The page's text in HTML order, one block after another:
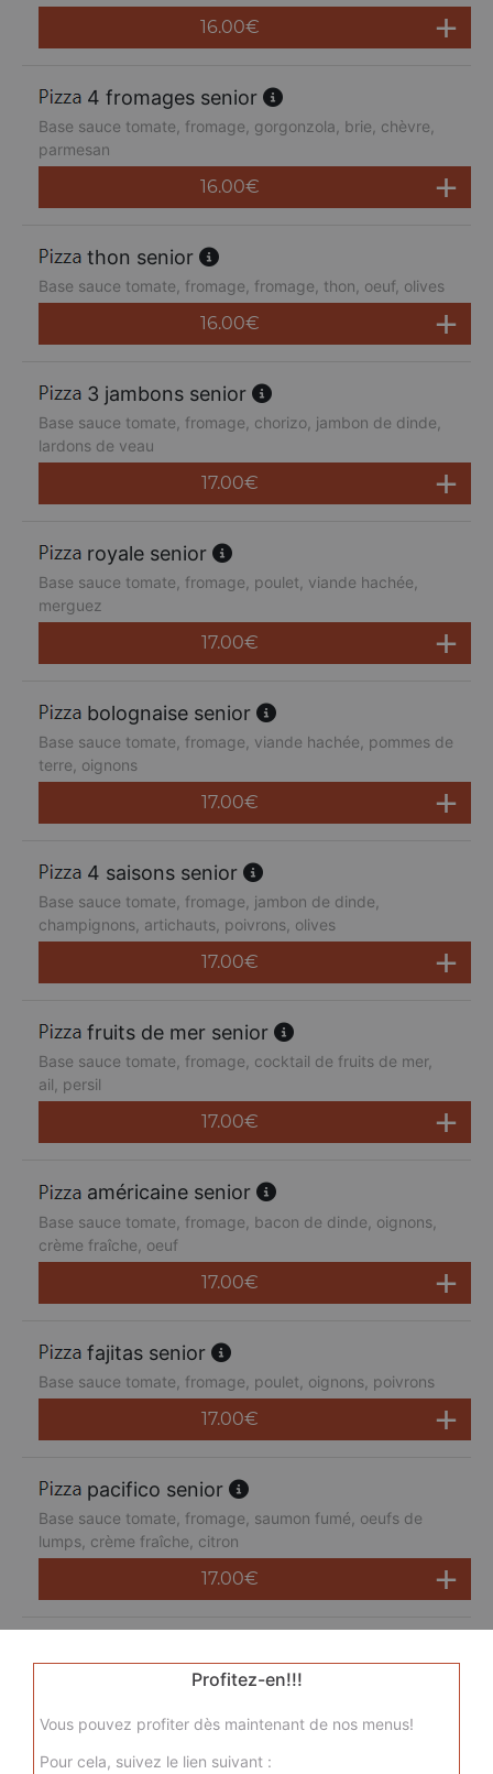
16.00€
4 fromages senior
Base sauce tomate, fromage, gorgonzola, brie, chèvre,
parmesan
16.00€
thon senior
Base sauce tomate, fromage, fromage, thon, oeuf, olives
16.00€
3 jambons senior
Base sauce tomate, fromage, chorizo, jambon de dinde,
lardons de veau
17.00€
royale senior
Base sauce tomate, fromage, poulet, viande hachée,
merguez
17.00€
bolognaise senior
Base sauce tomate, fromage, viande hachée, pommes de
terre, oignons
17.00€
4 saisons senior
Base sauce tomate, fromage, jambon de dinde,
champignons, artichauts, poivrons, olives
17.00€
fruits de mer senior
Base sauce tomate, fromage, cocktail de fruits de mer,
ail, persil
17.00€
américaine senior
Base sauce tomate, fromage, bacon de dinde, oignons,
crème fraîche, oeuf
17.00€
fajitas senior
Base sauce tomate, fromage, poulet, oignons, poivrons
17.00€
pacifico senior
Base sauce tomate, fromage, saumon fumé, oeufs de
lumps, crème fraîche, citron
17.00€
Base sauce tomate, fromage, chorizo, jambon de dinde,
Profitez-en!!!
Vous pouvez profiter dès maintenant de nos menus!
Pour cela, suivez le lien suivant :